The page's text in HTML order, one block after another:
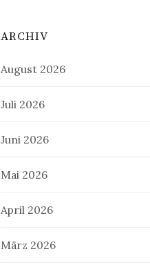
ARCHIV
August 2026
Juli 2026
Juni 2026
Mai 2026
April 2026
März 2026